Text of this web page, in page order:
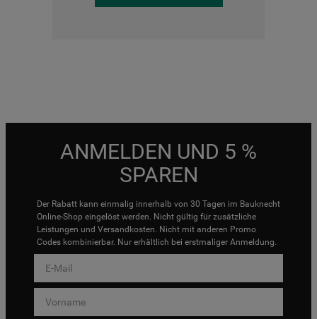
ANMELDEN UND 5 %
SPAREN
Der Rabatt kann einmalig innerhalb von 30 Tagen im Bauknecht
Online-Shop eingelöst werden. Nicht gültig für zusätzliche
Leistungen und Versandkosten. Nicht mit anderen Promo
Codes kombinierbar. Nur erhältlich bei erstmaliger Anmeldung.